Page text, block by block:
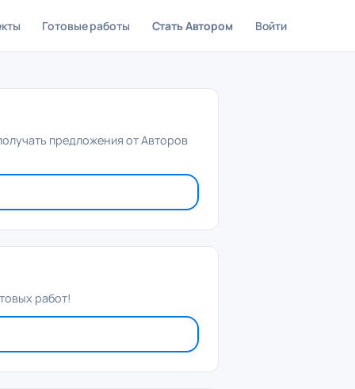
Готовые работы Стать Автором Войти
предложения от Авторов
работ!